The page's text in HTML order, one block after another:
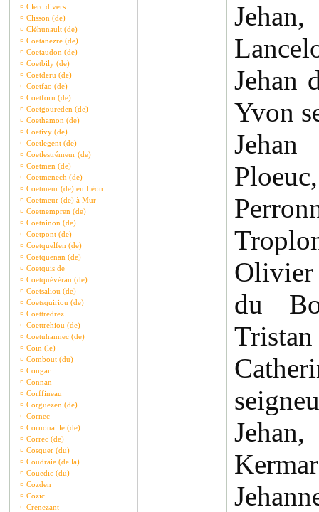
¤ Clerc divers
¤ Clisson (de)
¤ Cléhunault (de)
¤ Coetanezre (de)
¤ Coetaudon (de)
¤ Coetbily (de)
¤ Coetderu (de)
¤ Coetfao (de)
¤ Coetforn (de)
¤ Coetgoureden (de)
¤ Coethamon (de)
¤ Coetivy (de)
¤ Coetlegent (de)
¤ Coetlestrémeur (de)
¤ Coetmen (de)
¤ Coetmenech (de)
¤ Coetmeur (de) en Léon
¤ Coetmeur (de) à Mur
¤ Coetnempren (de)
¤ Coetninon (de)
¤ Coetpont (de)
¤ Coetquelfen (de)
¤ Coetquenan (de)
¤ Coetquis de
¤ Coetquévéran (de)
¤ Coetsaliou (de)
¤ Coetsquiriou (de)
¤ Coettredrez
¤ Coettrehiou (de)
¤ Coetuhannec (de)
¤ Coin (le)
¤ Combout (du)
¤ Congar
¤ Connan
¤ Corffineau
¤ Corguezen (de)
¤ Cornec
¤ Cornouaille (de)
¤ Correc (de)
¤ Cosquer (du)
¤ Coudraie (de la)
¤ Couedic (du)
¤ Cozden
¤ Cozic
¤ Crenezant
Jehan
Yvon
du